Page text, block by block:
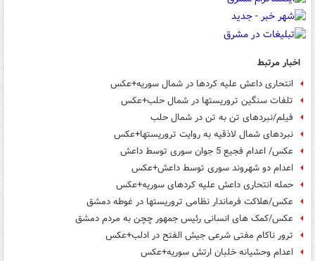
اخبار مرتبط
انتحاری داعش علیه کردها در شمال سوریه+عکس
تلفات سنگین تروریستها در شمال حلب+عکس
فیلم/نبردهای تن به تن در شمال حلب
نبردهای شمال لاذقیه به روایت تروریستها+عکس
عکس/ اعدام فجیع 5 جوان سوری توسط داعش
اعدام دو شهروند سوری توسط داعش+عکس
حمله انتحاری داعش علیه کردهای سوریه+عکس
عکس/هلاکت فرماندار نظامی تروریستها در غوطه دمشق
عکس/کمک های انسانی رئیس جمهور چچن به مردم دمشق
ترور ناکام مفتی شرعی جیش الفتح در ادلب+عکس
اعدام وحشیانه خلبان ارتش سوریه+عکس